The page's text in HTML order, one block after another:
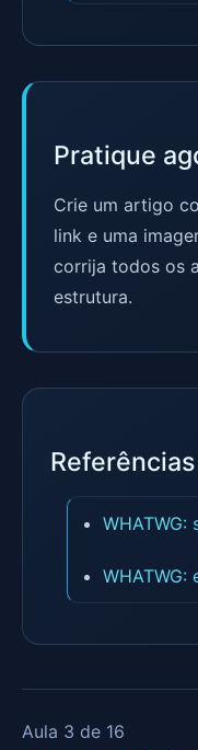
Pratique
Crie um artigo
link e uma
corrija todos os
estrutura.
WHATWG:
WHATWG:
Aula 3 de 16